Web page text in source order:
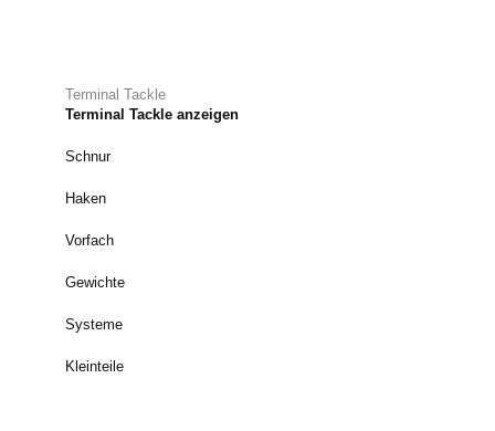
Terminal Tackle
Terminal Tackle anzeigen
Schnur
Haken
Vorfach
Gewichte
Systeme
Kleinteile